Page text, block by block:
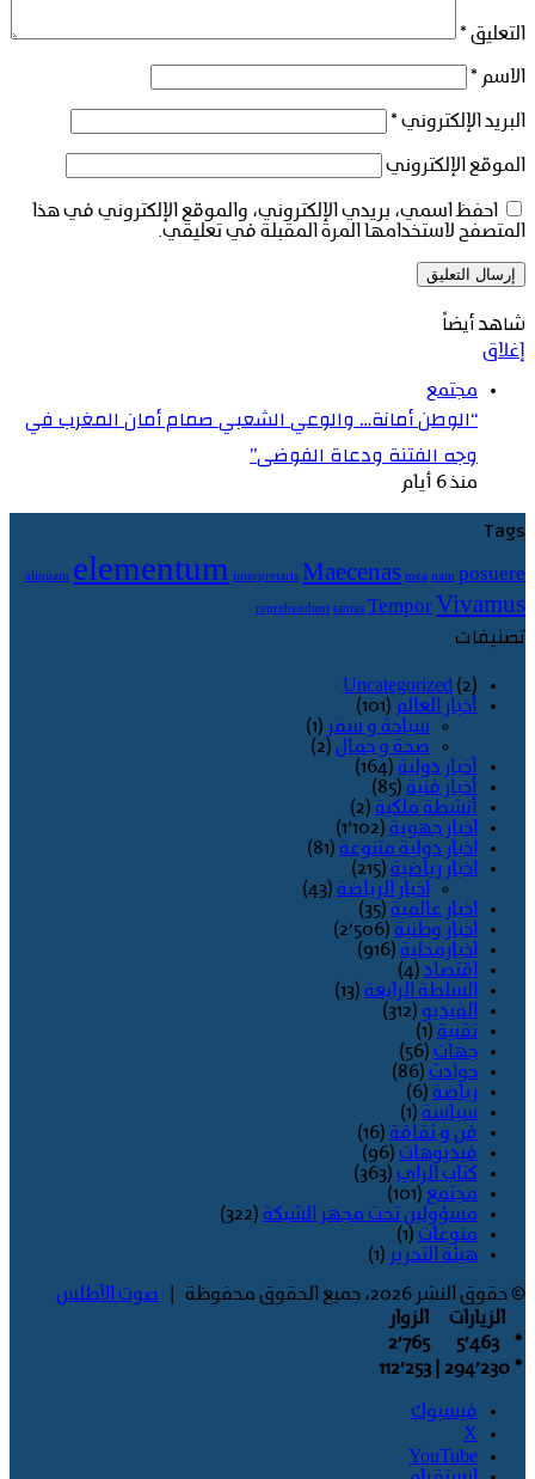
التعليق *
الاسم *
البريد الإلكتروني *
الموقع الإلكتروني
احفظ اسمي، بريدي الإلكتروني، والموقع الإلكتروني في هذا
المتصفح لاستخدامها المرة المقبلة في تعليقي.
شاهد أيضاً
إغلاق
مجتمع
“الوطن أمانة… والوعي الشعبي صمام أمان المغرب في
وجه الفتنة ودعاة الفوضى”
منذ 6 أيام
Tags
aliquam elementum interpretaris Maecenas mea nam posuere
reprehendunt tantas Tempor Vivamus
تصنيفات
Uncategorized (2)
أخبار العالم (101)
سياحة و سفر (1)
صحة و جمال (2)
أخبار دولية (164)
أخبار فنية (85)
أنشطة ملكية (2)
اخبار جهوية (1٬102)
اخبار دولية متنوعة (81)
اخبار رياضية (215)
اخبار الرياضة (43)
اخبار عالمية (35)
اخبار وطنية (2٬506)
اخبارمحلية (916)
اقتصاد (4)
السلطة الرابعة (13)
الفيديو (312)
تقنية (1)
جهات (56)
حوادث (86)
رياضة (6)
سياسة (1)
فن و ثقافة (16)
فيديوهات (96)
كتاب الراي (363)
مجتمع (101)
مسؤولين تحت مجهر الشبكة (322)
منوعات (1)
هيئة التحرير (1)
© حقوق النشر 2026، جميع الحقوق محفوظة |
صوت الأطلس
الزيارات
الزوار
*
5٬463
2٬765
* 294٬230
فيسبوك
‫X
‫YouTube